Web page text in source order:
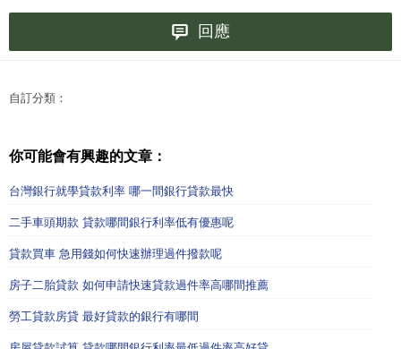
回應
自訂分類：
你可能會有興趣的文章：
台灣銀行就學貸款利率 哪一間銀行貸款最快
二手車頭期款 貸款哪間銀行利率低有優惠呢
貸款買車 急用錢如何快速辦理過件撥款呢
房子二胎貸款 如何申請快速貸款過件率高哪間推薦
勞工貸款房貸 最好貸款的銀行有哪間